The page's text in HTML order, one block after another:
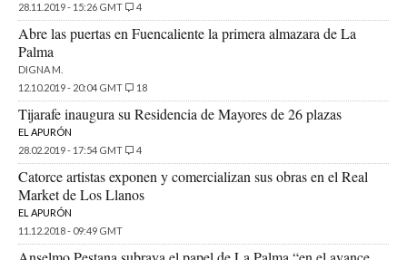
28.11.2019 - 15:26 GMT
4
Abre las puertas en Fuencaliente la primera almazara de La
Palma
DIGNA M.
12.10.2019 - 20:04 GMT
18
Tijarafe inaugura su Residencia de Mayores de 26 plazas
EL APURÓN
28.02.2019 - 17:54 GMT
4
Catorce artistas exponen y comercializan sus obras en el Real
Market de Los Llanos
EL APURÓN
11.12.2018 - 09:49 GMT